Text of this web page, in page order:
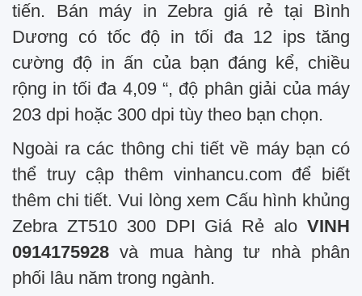
tiến. Bán máy in Zebra giá rẻ tại Bình
Dương có tốc độ in tối đa 12 ips tăng
cường độ in ấn của bạn đáng kể, chiều
rộng in tối đa 4,09 “, độ phân giải của máy
203 dpi hoặc 300 dpi tùy theo bạn chọn.
Ngoài ra các thông chi tiết về máy bạn có
thể truy cập thêm vinhancu.com để biết
thêm chi tiết. Vui lòng xem Cấu hình khủng
Zebra ZT510 300 DPI Giá Rẻ alo VINH
0914175928 và mua hàng tư nhà phân
phối lâu năm trong ngành.